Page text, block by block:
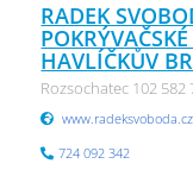
RADEK
HAVLÍČKŮV
Rozsochatec 102 582
www.radeksvoboda.cz
724 092 342